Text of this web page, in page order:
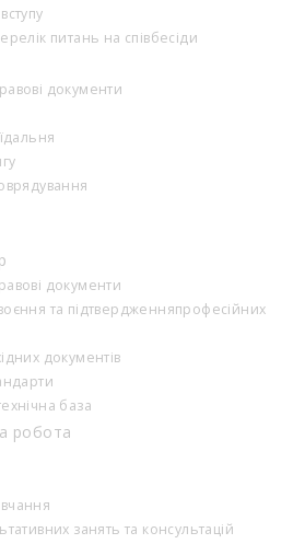
питань на співбесіди
документи
документи
та підтвердженняпрофесійних
документів
база
робота
занять та консультацій